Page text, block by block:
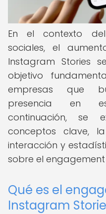
En el contexto
sociales, el
Instagram Stories
objetivo
empresas que
presencia en
continuación, se
conceptos clave,
interacción y
sobre el
Qué es el
Instagram